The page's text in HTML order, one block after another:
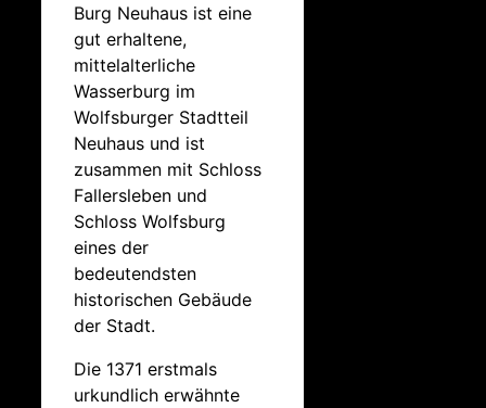
Burg Neuhaus ist eine
gut erhaltene,
mittelalterliche
Wasserburg im
Wolfsburger Stadtteil
Neuhaus und ist
zusammen mit Schloss
Fallersleben und
Schloss Wolfsburg
eines der
bedeutendsten
historischen Gebäude
der Stadt.
Die 1371 erstmals
urkundlich erwähnte